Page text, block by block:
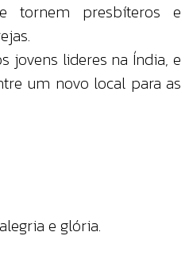
tornem presbíteros e
jovens lideres na Índia, e
um novo local para as
e glória.